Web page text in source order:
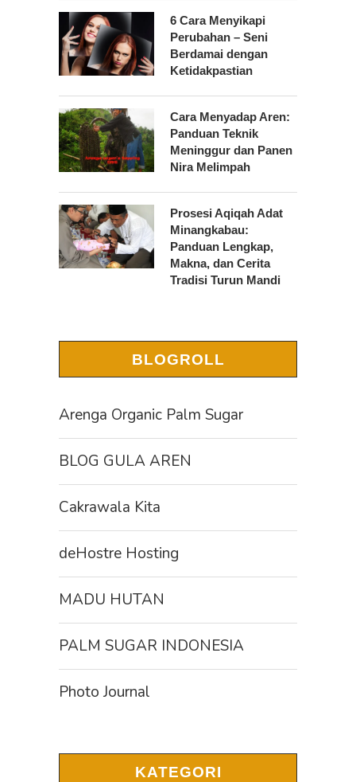
6 Cara Menyikapi
Perubahan – Seni
Berdamai dengan
Ketidakpastian
Cara Menyadap Aren:
Panduan Teknik
Meninggur dan Panen
Nira Melimpah
Prosesi Aqiqah Adat
Minangkabau:
Panduan Lengkap,
Makna, dan Cerita
Tradisi Turun Mandi
BLOGROLL
Arenga Organic Palm Sugar
BLOG GULA AREN
Cakrawala Kita
deHostre Hosting
MADU HUTAN
PALM SUGAR INDONESIA
Photo Journal
KATEGORI